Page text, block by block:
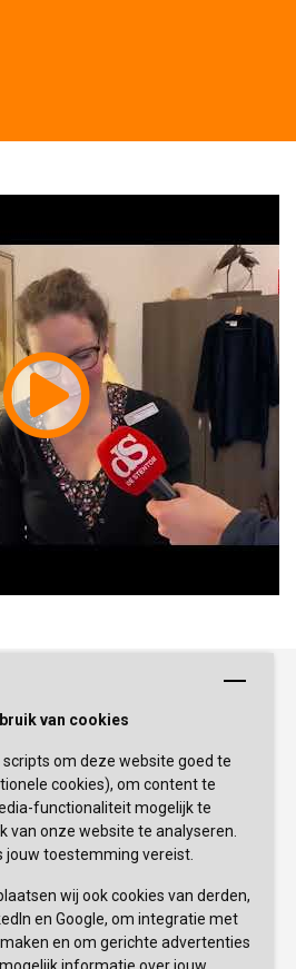
van cookies
om deze website goed te
cookies), om content te
functionaliteit mogelijk te
van onze website te analyseren.
jouw toestemming vereist.
wij ook cookies van derden,
en Google, om integratie met
en om gerichte advertenties
je nu in!
hoogte van de laatste
en nieuwtjes met onze